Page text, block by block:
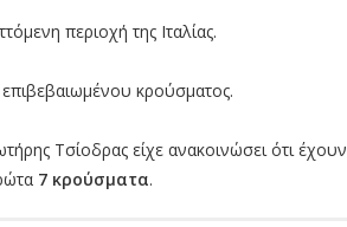
περιοχή της Ιταλίας.
κρούσματος.
Τσίοδρας είχε ανακοινώσει ότι έχουν
7 κρούσματα.